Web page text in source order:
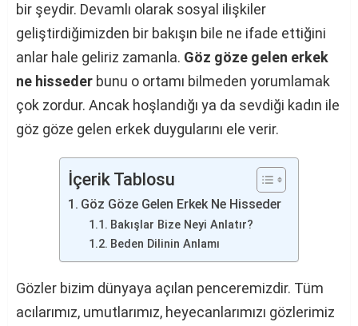
bir şeydir. Devamlı olarak sosyal ilişkiler
geliştirdiğimizden bir bakışın bile ne ifade ettiğini
anlar hale geliriz zamanla. Göz göze gelen erkek
ne hisseder bunu o ortamı bilmeden yorumlamak
çok zordur. Ancak hoşlandığı ya da sevdiği kadın ile
göz göze gelen erkek duygularını ele verir.
İçerik Tablosu
Göz Göze Gelen Erkek Ne Hisseder
Bakışlar Bize Neyi Anlatır?
Beden Dilinin Anlamı
Gözler bizim dünyaya açılan penceremizdir. Tüm
acılarımız, umutlarımız, heyecanlarımızı gözlerimiz